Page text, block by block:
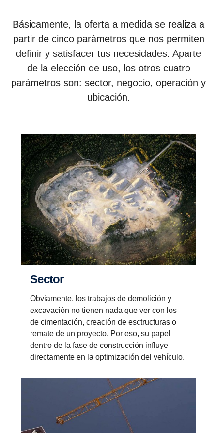
Básicamente, la oferta a medida se realiza a
partir de cinco parámetros que nos permiten
definir y satisfacer tus necesidades. Aparte
de la elección de uso, los otros cuatro
parámetros son: sector, negocio, operación y
ubicación.
Sector
Obviamente, los trabajos de demolición y
excavación no tienen nada que ver con los
de cimentación, creación de esctructuras o
remate de un proyecto. Por eso, su papel
dentro de la fase de construcción influye
directamente en la optimización del vehículo.